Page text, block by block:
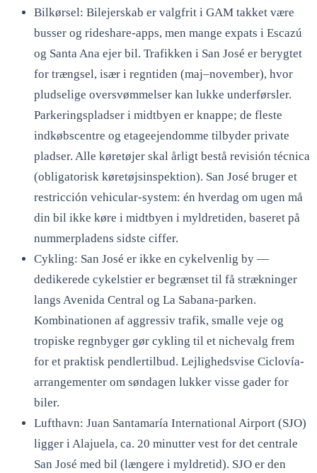
Bilkørsel: Bilejerskab er valgfrit i GAM takket være
busser og rideshare-apps, men mange expats i Escazú
og Santa Ana ejer bil. Trafikken i San José er berygtet
for trængsel, især i regntiden (maj–november), hvor
pludselige oversvømmelser kan lukke underførsler.
Parkeringspladser i midtbyen er knappe; de fleste
indkøbscentre og etageejendomme tilbyder private
pladser. Alle køretøjer skal årligt bestå revisión técnica
(obligatorisk køretøjsinspektion). San José bruger et
restricción vehicular-system: én hverdag om ugen må
din bil ikke køre i midtbyen i myldretiden, baseret på
nummerpladens sidste ciffer.
Cykling: San José er ikke en cykelvenlig by —
dedikerede cykelstier er begrænset til få strækninger
langs Avenida Central og La Sabana-parken.
Kombinationen af aggressiv trafik, smalle veje og
tropiske regnbyger gør cykling til et nichevalg frem
for et praktisk pendlertilbud. Lejlighedsvise Ciclovía-
arrangementer om søndagen lukker visse gader for
biler.
Lufthavn: Juan Santamaría International Airport (SJO)
ligger i Alajuela, ca. 20 minutter vest for det centrale
San José med bil (længere i myldretid). SJO er den